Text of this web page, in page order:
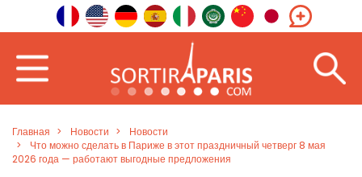
Главная Новости
Новости
Что можно сделать в Париже в этот праздничный четверг 8 мая
2026 года — работают выгодные предложения